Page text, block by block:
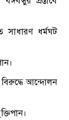
সাধারণ ধর্মঘট
বিরুদ্ধে আন্দোলন